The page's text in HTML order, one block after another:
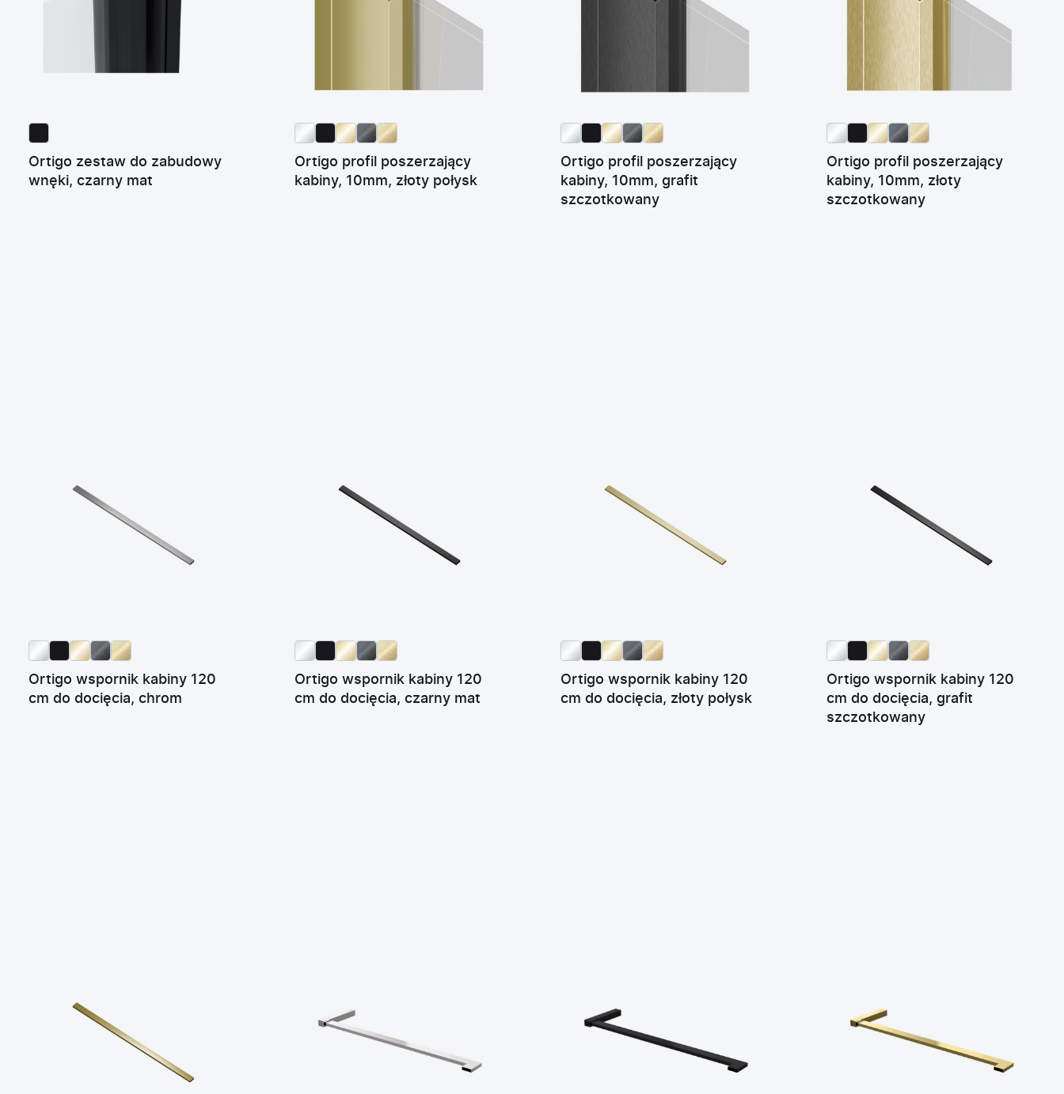
Ortigo zestaw do zabudowy
wnęki, czarny mat
Ortigo profil poszerzający
kabiny, 10mm, złoty połysk
Ortigo profil poszerzający
kabiny, 10mm, grafit
szczotkowany
Ortigo profil poszerzający
kabiny, 10mm, złoty
szczotkowany
Ortigo wspornik kabiny 120
cm do docięcia, chrom
Ortigo wspornik kabiny 120
cm do docięcia, czarny mat
Ortigo wspornik kabiny 120
cm do docięcia, złoty połysk
Ortigo wspornik kabiny 120
cm do docięcia, grafit
szczotkowany